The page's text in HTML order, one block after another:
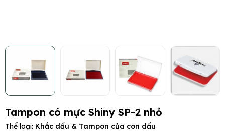
Tampon có mực Shiny SP-2 nhỏ
Thể loại: Khắc dấu & Tampon của con dấu